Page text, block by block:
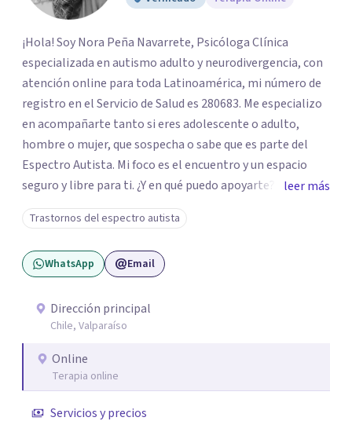
¡Hola! Soy Nora Peña Navarrete, Psicóloga Clínica
especializada en autismo adulto y neurodivergencia, con
atención online para toda Latinoamérica, mi número de
registro en el Servicio de Salud es 280683. Me especializo
en acompañarte tanto si eres adolescente o adulto,
hombre o mujer, que sospecha o sabe que es parte del
Espectro Autista. Mi foco es el encuentro y un espacio
seguro y libre para ti. ¿Y en qué puedo apoyarte? Si tienes
la intuición de ser autista, realizo la Evaluación
Diagnóstica utilizando protocolos de alta precisión
(incluyendo la formación en ADOS-2 y Diplomas UV). Te
entrego un informe que le da nombre y comprensión a tu
que "enmascarar" tu identidad por años, mi trabajo está
profundamente basado en la comprensión del Trauma
Complejo y la subjetividad (Psicoterapia Lacaniana). No
se trata solo de herramientas, sino de sanar la raíz del
agotamiento. Modalidad: Atención 100% Online (Video o
Solo Voz, tú eliges). La comodidad de tu propio espacio es
leer más
Trastornos del espectro autista
WhatsApp Email
Dirección principal
Chile, Valparaíso
Online
Terapia online
Servicios y precios